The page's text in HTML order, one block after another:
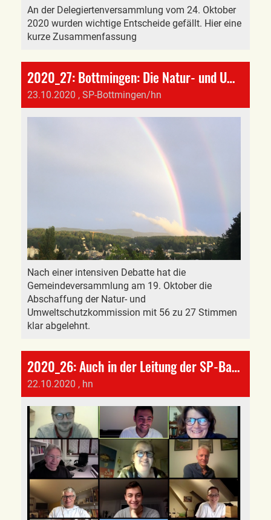
An der Delegiertenversammlung vom 24. Oktober
2020 wurden wichtige Entscheide gefällt. Hier eine
kurze Zusammenfassung
2020_27: Bottmingen: Die Natur- und Umweltkommission bleibt!
23.10.2020 , SP-Bottmingen/hn
Nach einer intensiven Debatte hat die
Gemeindeversammlung am 19. Oktober die
Abschaffung der Natur- und
Umweltschutzkommission mit 56 zu 27 Stimmen
klar abgelehnt.
2020_26: Auch in der Leitung der SP-Baselland gibt es eine Ablösung
22.10.2020 , hn